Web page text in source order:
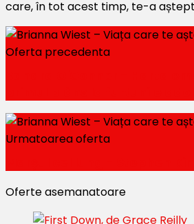
Oferta precedenta
Urmatoarea oferta
Oferte asemanatoare